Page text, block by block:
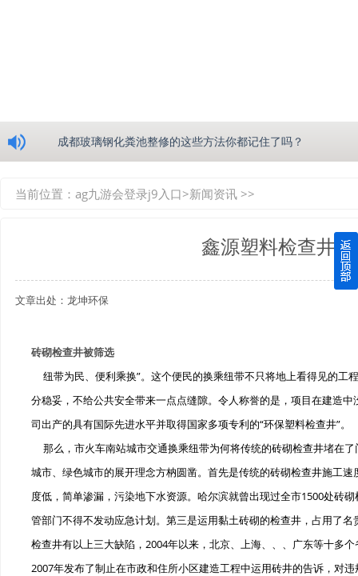
成都玻璃钢化粪池整修的这些方法你都记住了吗？
四川玻璃钢化粪池逐渐取代传统玻璃钢化粪池的这几点原因
关于重庆玻璃钢化粪池的这些基础知识你都记住了吗？
在安装绵阳玻璃钢化粪池时可能遇到这些难题
使用成都玻璃钢化粪池的七大好处你都记住了吗？
当前位置： ag九游会登录j9入口>新闻资讯 >>
鑫源塑料检查井
文章出处：龙坤环保
砖砌检查井被筛选
纽带为民、便利乘换”。这个便民的换乘纽带不只将地上看得见的工
分稳妥，不给公共安全带来一点点缝隙。令人称誉的是，项目在建造
司出产的具有国际先进水平并取得国家多项专利的“环保塑料检查井”。
那么，市火车南站城市交通换乘纽带为何将传统的砖砌检查井堵在
城市、绿色城市的展开理念方枘圆凿。首先是传统的砖砌检查井施工
度低，简单渗漏，污染地下水资源。哈尔滨就曾出现过全市1500处砖
管部门不得不发动应急计划。第三是运用黏土砖砌的检查井，占用了
检查井有以上三大缺陷，2004年以来，北京、上海、、、广东等十多
2007年发布了制止在市政和住所小区建造工程中运用砖井的告诉，对